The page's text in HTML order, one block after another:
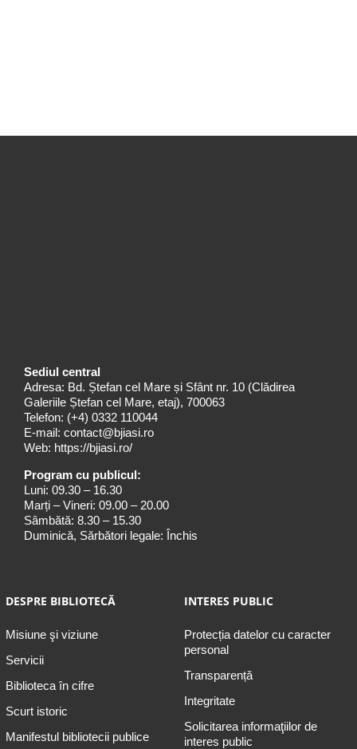
Sediul central
Adresa: Bd. Ștefan cel Mare și Sfânt nr. 10 (Clădirea
Galeriile Ștefan cel Mare, etaj), 700063
Telefon: (+4) 0332 110044
E-mail: contact@bjiasi.ro
Web: https://bjiasi.ro/
Program cu publicul:
Luni: 09.30 – 16.30
Marți – Vineri: 09.00 – 20.00
Sâmbătă: 8.30 – 15.30
Duminică, Sărbători legale: Închis
DESPRE BIBLIOTECĂ
Misiune şi viziune
Servicii
Biblioteca în cifre
Scurt istoric
Manifestul bibliotecii publice
INTERES PUBLIC
Protecția datelor cu caracter
personal
Transparență
Integritate
Solicitarea informaţiilor de
interes public